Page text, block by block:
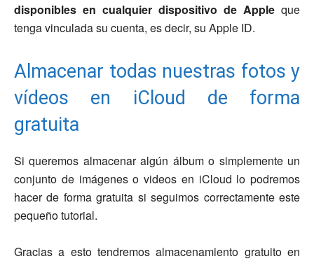
disponibles en cualquier dispositivo de Apple que
tenga vinculada su cuenta, es decir, su Apple ID.
Almacenar todas nuestras fotos y
vídeos en iCloud de forma
gratuita
Si queremos almacenar algún álbum o simplemente un
conjunto de imágenes o videos en iCloud lo podremos
hacer de forma gratuita si seguimos correctamente este
pequeño tutorial.
Gracias a esto tendremos almacenamiento gratuito en